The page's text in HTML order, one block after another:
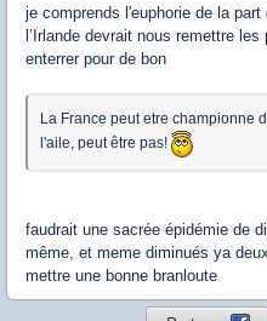
je comprends l'euphorie de la
l’Irlande devrait nous remettre
enterrer pour de bon
La France peut etre championne
l'aile, peut être pas!
faudrait une sacrée épidémie de
même, et meme diminués ya
mettre une bonne branloute